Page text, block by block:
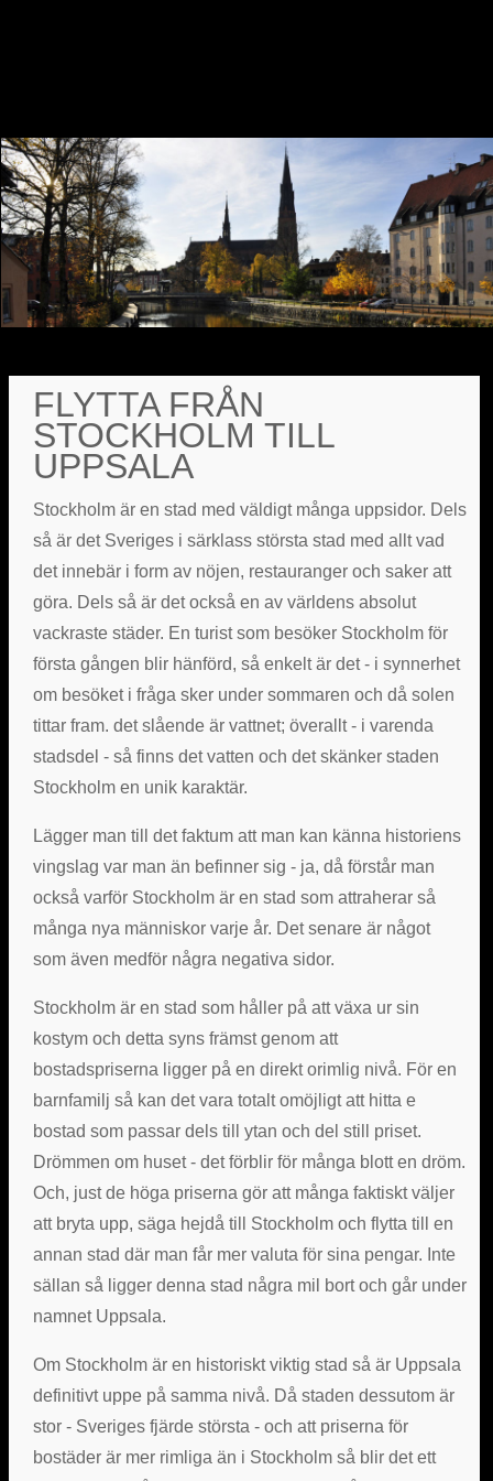
FLYTTA FRÅN
STOCKHOLM TILL
UPPSALA
Stockholm är en stad med väldigt många uppsidor. Dels
så är det Sveriges i särklass största stad med allt vad
det innebär i form av nöjen, restauranger och saker att
göra. Dels så är det också en av världens absolut
vackraste städer. En turist som besöker Stockholm för
första gången blir hänförd, så enkelt är det - i synnerhet
om besöket i fråga sker under sommaren och då solen
tittar fram. det slående är vattnet; överallt - i varenda
stadsdel - så finns det vatten och det skänker staden
Stockholm en unik karaktär.
Lägger man till det faktum att man kan känna historiens
vingslag var man än befinner sig - ja, då förstår man
också varför Stockholm är en stad som attraherar så
många nya människor varje år. Det senare är något
som även medför några negativa sidor.
Stockholm är en stad som håller på att växa ur sin
kostym och detta syns främst genom att
bostadspriserna ligger på en direkt orimlig nivå. För en
barnfamilj så kan det vara totalt omöjligt att hitta e
bostad som passar dels till ytan och del still priset.
Drömmen om huset - det förblir för många blott en dröm.
Och, just de höga priserna gör att många faktiskt väljer
att bryta upp, säga hejdå till Stockholm och flytta till en
annan stad där man får mer valuta för sina pengar. Inte
sällan så ligger denna stad några mil bort och går under
namnet Uppsala.
Om Stockholm är en historiskt viktig stad så är Uppsala
definitivt uppe på samma nivå. Då staden dessutom är
stor - Sveriges fjärde största - och att priserna för
bostäder är mer rimliga än i Stockholm så blir det ett